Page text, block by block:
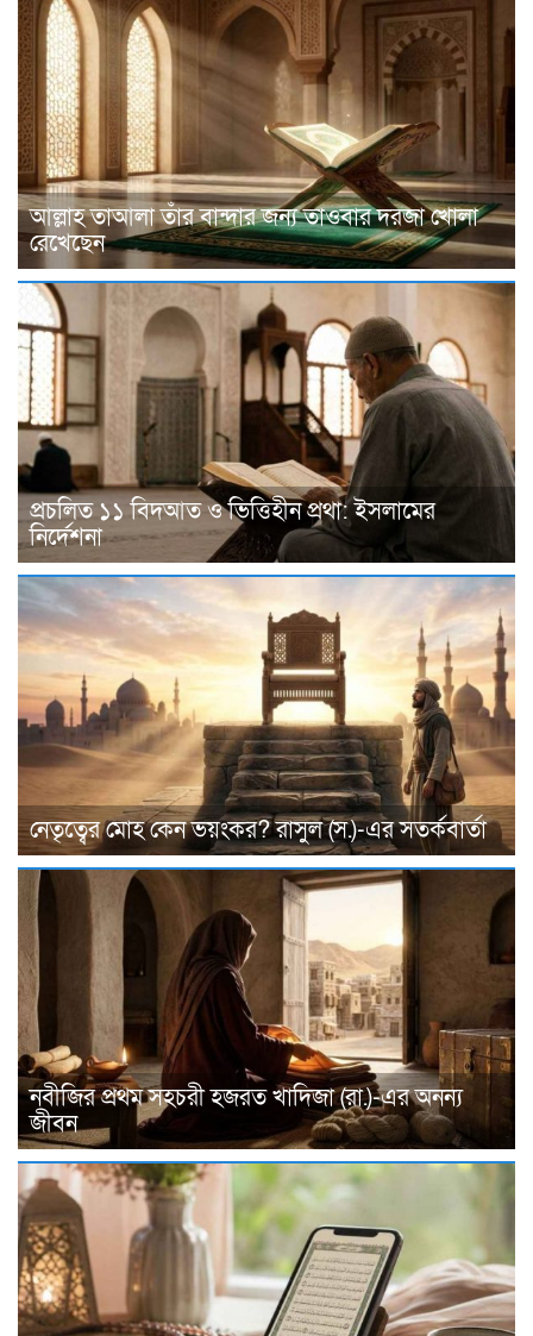
আল্লাহ তাআলা তাঁর বান্দার জন্য তাওবার দরজা খোলা
রেখেছেন
প্রচলিত ১১ বিদআত ও ভিত্তিহীন প্রথা: ইসলামের
নির্দেশনা
নেতৃত্বের মোহ কেন ভয়ংকর? রাসুল (স.)-এর সতর্কবার্তা
নবীজির প্রথম সহচরী হজরত খাদিজা (রা.)-এর অনন্য
জীবন